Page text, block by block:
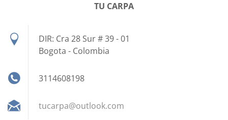
TU CARPA
DIR: Cra 28 Sur # 39 - 01
Bogota - Colombia
3114608198
tucarpa@outlook.com